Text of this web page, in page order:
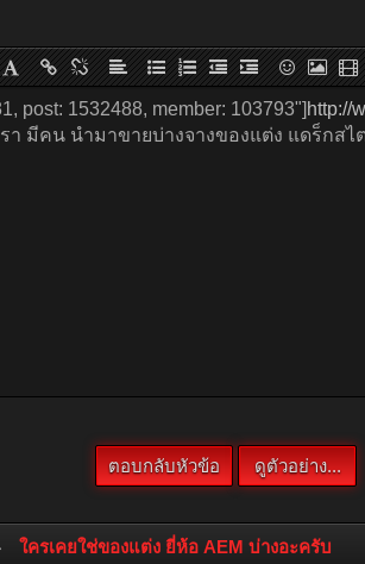
ใครเคยใช่ของแต่ง ยี่ห้อ AEM บ่างอะครับ